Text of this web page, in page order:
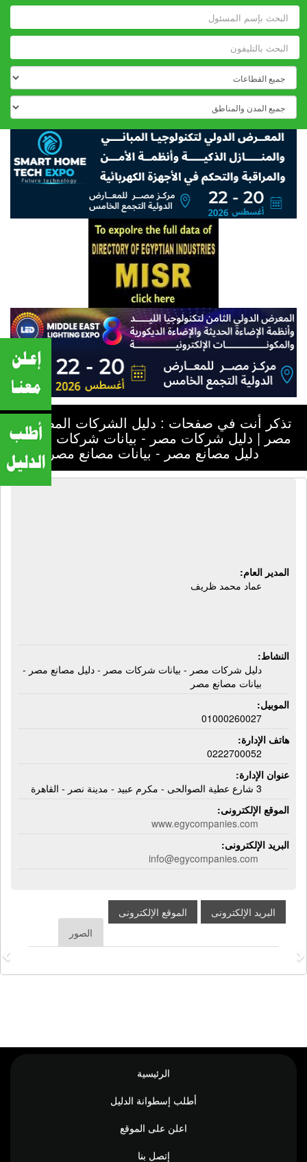
تذكر أنت في صفحات : دليل الشركات المصرية -
مصر | دليل شركات مصر - بيانات شركات مصر -
دليل مصانع مصر - بيانات مصانع مصر
المدير العام:
عماد محمد ظريف
النشاط:
دليل شركات مصر - بيانات شركات مصر - دليل مصانع مصر -
بيانات مصانع مصر
الموبيل:
01000260027
هاتف الإدارة:
0222700052
عنوان الإدارة:
3 شارع عطية الصوالحى - مكرم عبيد - مدينة نصر - القاهرة
الموقع الإلكترونى:
www.egycompanies.com
البريد الإلكترونى:
info@egycompanies.com
البريد الإلكترونى
الموقع الإلكترونى
الصور
الرئيسية
أطلب إسطوانة الدليل
اعلن على الموقع
إتصل بنا